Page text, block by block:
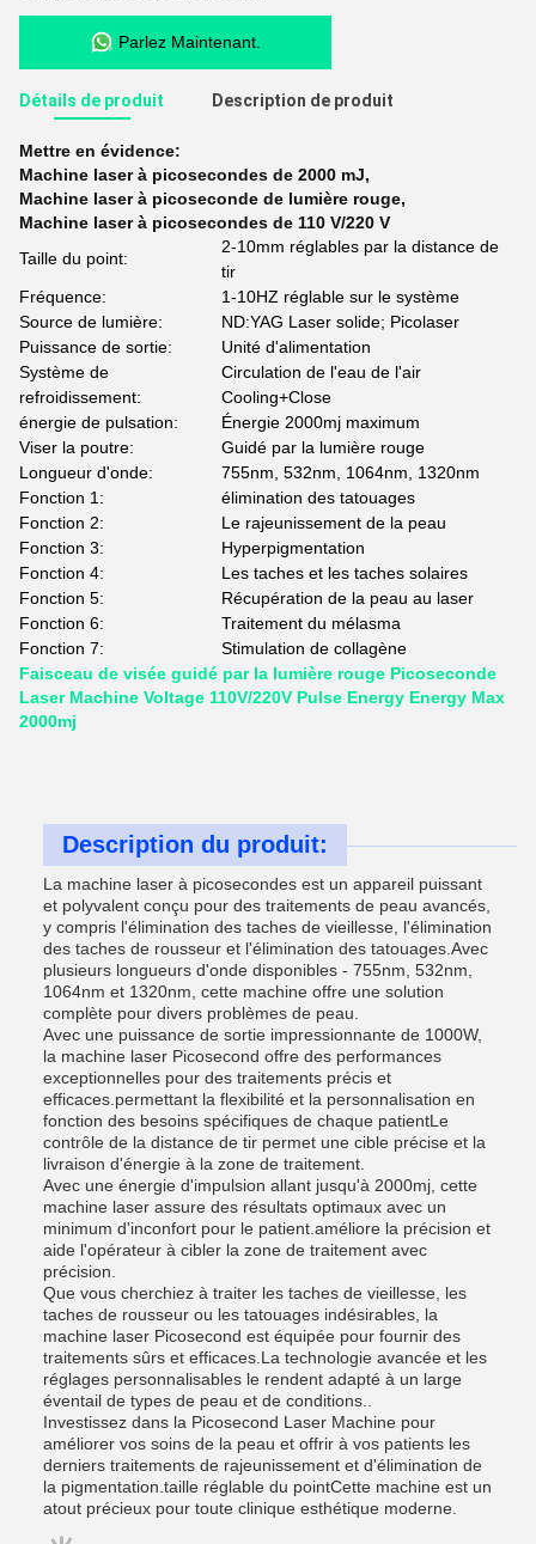
Parlez Maintenant.
Détails de produit Description de produit
Mettre en évidence:
Machine laser à picosecondes de 2000 mJ,
Machine laser à picoseconde de lumière rouge,
Machine laser à picosecondes de 110 V/220 V
Taille du point:
2-10mm réglables par la distance de
tir
Fréquence:
1-10HZ réglable sur le système
Source de lumière:
ND:YAG Laser solide; Picolaser
Puissance de sortie:
Unité d'alimentation
Système de
refroidissement:
Circulation de l'eau de l'air
Cooling+Close
énergie de pulsation:
Énergie 2000mj maximum
Viser la poutre:
Guidé par la lumière rouge
Longueur d'onde:
755nm, 532nm, 1064nm, 1320nm
Fonction 1:
élimination des tatouages
Fonction 2:
Le rajeunissement de la peau
Fonction 3:
Hyperpigmentation
Fonction 4:
Les taches et les taches solaires
Fonction 5:
Récupération de la peau au laser
Fonction 6:
Traitement du mélasma
Fonction 7:
Stimulation de collagène
Faisceau de visée guidé par la lumière rouge Picoseconde
Laser Machine Voltage 110V/220V Pulse Energy Energy Max
2000mj
Description du produit:
La machine laser à picosecondes est un appareil puissant
et polyvalent conçu pour des traitements de peau avancés,
y compris l'élimination des taches de vieillesse, l'élimination
des taches de rousseur et l'élimination des tatouages.Avec
plusieurs longueurs d'onde disponibles - 755nm, 532nm,
1064nm et 1320nm, cette machine offre une solution
complète pour divers problèmes de peau.
Avec une puissance de sortie impressionnante de 1000W,
la machine laser Picosecond offre des performances
exceptionnelles pour des traitements précis et
efficaces.permettant la flexibilité et la personnalisation en
fonction des besoins spécifiques de chaque patientLe
contrôle de la distance de tir permet une cible précise et la
livraison d'énergie à la zone de traitement.
Avec une énergie d'impulsion allant jusqu'à 2000mj, cette
machine laser assure des résultats optimaux avec un
minimum d'inconfort pour le patient.améliore la précision et
aide l'opérateur à cibler la zone de traitement avec
précision.
Que vous cherchiez à traiter les taches de vieillesse, les
taches de rousseur ou les tatouages indésirables, la
machine laser Picosecond est équipée pour fournir des
traitements sûrs et efficaces.La technologie avancée et les
réglages personnalisables le rendent adapté à un large
éventail de types de peau et de conditions..
Investissez dans la Picosecond Laser Machine pour
améliorer vos soins de la peau et offrir à vos patients les
derniers traitements de rajeunissement et d'élimination de
la pigmentation.taille réglable du pointCette machine est un
atout précieux pour toute clinique esthétique moderne.